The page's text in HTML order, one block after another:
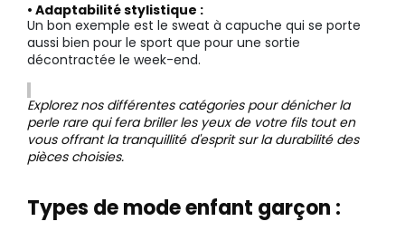
• Adaptabilité stylistique :
Un bon exemple est le sweat à capuche qui se porte
aussi bien pour le sport que pour une sortie
décontractée le week-end.
Explorez nos différentes catégories pour dénicher la
perle rare qui fera briller les yeux de votre fils tout en
vous offrant la tranquillité d'esprit sur la durabilité des
pièces choisies.
Types de mode enfant garçon :